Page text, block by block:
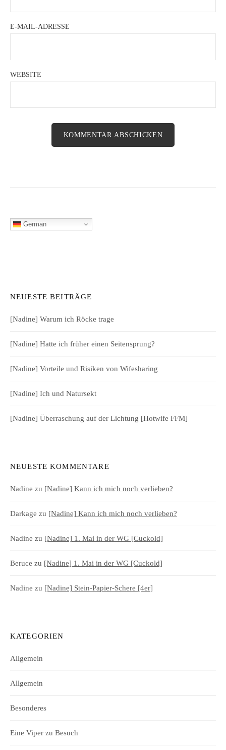
E-MAIL-ADRESSE
WEBSITE
German
NEUESTE BEITRÄGE
[Nadine] Warum ich Röcke trage
[Nadine] Hatte ich früher einen Seitensprung?
[Nadine] Vorteile und Risiken von Wifesharing
[Nadine] Ich und Natursekt
[Nadine] Überraschung auf der Lichtung [Hotwife FFM]
NEUESTE KOMMENTARE
Nadine zu [Nadine] Kann ich mich noch verlieben?
Darkage zu [Nadine] Kann ich mich noch verlieben?
Nadine zu [Nadine] 1. Mai in der WG [Cuckold]
Beruce zu [Nadine] 1. Mai in der WG [Cuckold]
Nadine zu [Nadine] Stein-Papier-Schere [4er]
KATEGORIEN
Allgemein
Allgemein
Besonderes
Eine Viper zu Besuch